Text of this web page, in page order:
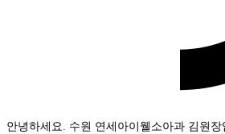
안녕하세요. 수원 연세아이웰소아과 김원장